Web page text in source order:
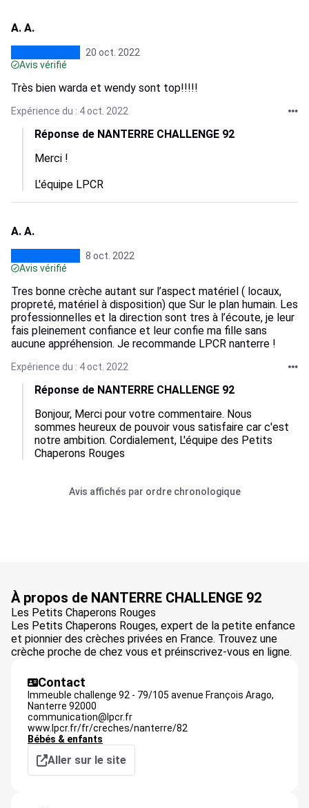
A. A.
20 oct. 2022
Avis vérifié
Très bien warda et wendy sont top!!!!!
Expérience du : 4 oct. 2022
Réponse de NANTERRE CHALLENGE 92
Merci !
L'équipe LPCR
A. A.
8 oct. 2022
Avis vérifié
Tres bonne crèche autant sur l’aspect matériel ( locaux,
propreté, matériel à disposition) que Sur le plan humain. Les
professionnelles et la direction sont tres à l’écoute, je leur
fais pleinement confiance et leur confie ma fille sans
aucune appréhension. Je recommande LPCR nanterre !
Expérience du : 4 oct. 2022
Réponse de NANTERRE CHALLENGE 92
Bonjour, Merci pour votre commentaire. Nous
sommes heureux de pouvoir vous satisfaire car c'est
notre ambition. Cordialement, L'équipe des Petits
Chaperons Rouges
Avis affichés par ordre chronologique
À propos de NANTERRE CHALLENGE 92
Les Petits Chaperons Rouges
Les Petits Chaperons Rouges, expert de la petite enfance
et pionnier des crèches privées en France. Trouvez une
crèche proche de chez vous et préinscrivez-vous en ligne.
Contact
Immeuble challenge 92 - 79/105 avenue François Arago,
Nanterre 92000
communication@lpcr.fr
www.lpcr.fr/fr/creches/nanterre/82
Bébés & enfants
Aller sur le site